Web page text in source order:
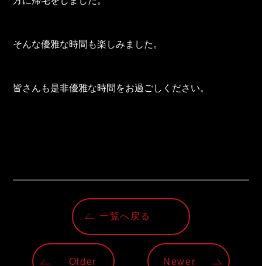
そんな優雅な時間も楽しみました。
皆さんも是非優雅な時間をお過ごしください。
一覧へ戻る
Older Newer